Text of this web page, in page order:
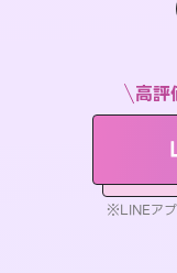
高評
※LINEアプ